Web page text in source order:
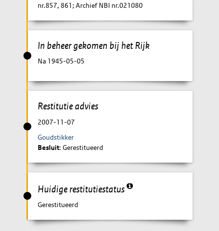
nr.857, 861; Archief NBI nr.021080
In beheer gekomen bij het Rijk
Na 1945-05-05
Restitutie advies
2007-11-07
Goudstikker
Besluit: Gerestitueerd
Huidige restitutiestatus
Gerestitueerd